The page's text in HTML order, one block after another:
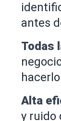
antes
Todas
Alta
y ruido